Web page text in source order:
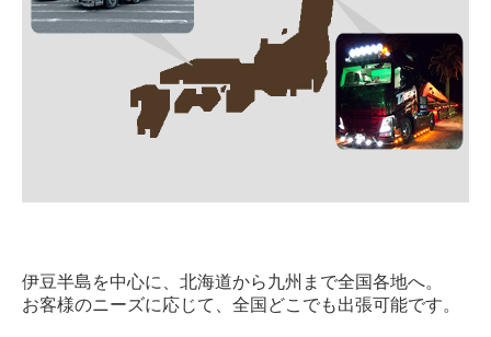
伊豆半島を中心に、北海道から九州まで全国各地へ。
お客様のニーズに応じて、全国どこでも出張可能です。